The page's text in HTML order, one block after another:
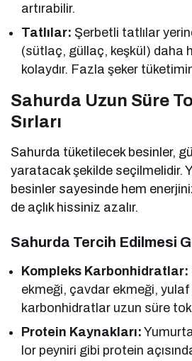
artırabilir.
Tatlılar: Şerbetli tatlılar
(sütlaç, güllaç, keşkül) daha
kolaydır. Fazla şeker
Sahurda Uzun Süre
Sırları
Sahurda tüketilecek besinler,
yaratacak şekilde seçilmelidir.
besinler sayesinde hem
de açlık hissiniz azalır.
Sahurda Tercih Edilmesi
Kompleks Karbonhidratlar:
ekmeği, çavdar ekmeği,
karbonhidratlar uzun süre
Protein Kaynakları:
lor peyniri gibi protein